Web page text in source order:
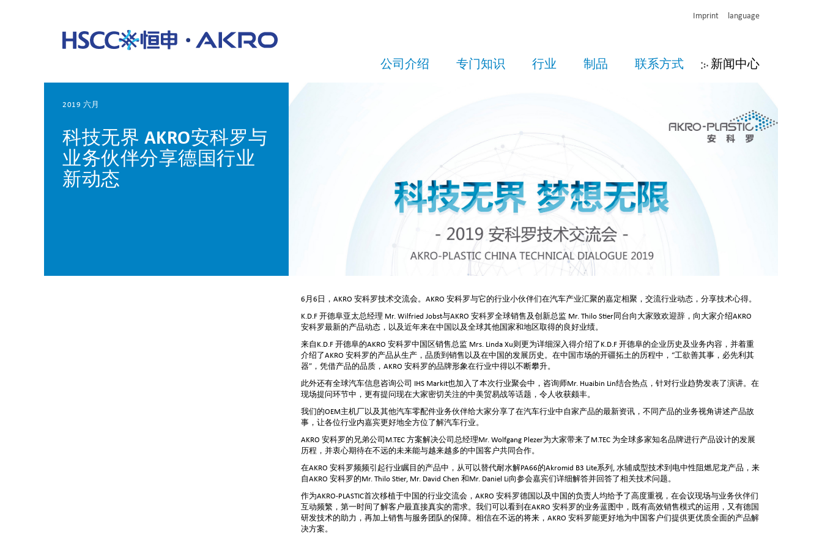
Imprint language
公司介绍 专门知识 行业 制品 联系方式 新闻中心
2019 六月
科技无界 AKRO安科罗与
业务伙伴分享德国行业
新动态
6月6日，AKRO 安科罗技术交流会。AKRO 安科罗与它的行业小伙伴们在汽车产业汇聚的嘉定相聚，交流行业动态，分享技术心得。
K.D.F 开德阜亚太总经理 Mr. Wilfried Jobst与AKRO 安科罗全球销售及创新总监 Mr. Thilo Stier同台向大家致欢迎辞，向大家介绍AKRO
安科罗最新的产品动态，以及近年来在中国以及全球其他国家和地区取得的良好业绩。
来自K.D.F 开德阜的AKRO 安科罗中国区销售总监 Mrs. Linda Xu则更为详细深入得介绍了K.D.F 开德阜的企业历史及业务内容，并着重
介绍了AKRO 安科罗的产品从生产，品质到销售以及在中国的发展历史。在中国市场的开疆拓土的历程中，“工欲善其事，必先利其
器”，凭借产品的品质，AKRO 安科罗的品牌形象在行业中得以不断攀升。
此外还有全球汽车信息咨询公司 IHS Markit也加入了本次行业聚会中，咨询师Mr. Huaibin Lin结合热点，针对行业趋势发表了演讲。在
现场提问环节中，更有提问现在大家密切关注的中美贸易战等话题，令人收获颇丰。
我们的OEM主机厂以及其他汽车零配件业务伙伴给大家分享了在汽车行业中自家产品的最新资讯，不同产品的业务视角讲述产品故
事，让各位行业内嘉宾更好地全方位了解汽车行业。
AKRO 安科罗的兄弟公司M.TEC 方案解决公司总经理Mr. Wolfgang Plezer为大家带来了M.TEC 为全球多家知名品牌进行产品设计的发展
历程，并衷心期待在不远的未来能与越来越多的中国客户共同合作。
在AKRO 安科罗频频引起行业瞩目的产品中，从可以替代耐水解PA66的Akromid B3 Lite系列, 水辅成型技术到电中性阻燃尼龙产品，来
自AKRO 安科罗的Mr. Thilo Stier, Mr. David Chen 和Mr. Daniel Li向参会嘉宾们详细解答并回答了相关技术问题。
作为AKRO-PLASTIC首次移植于中国的行业交流会，AKRO 安科罗德国以及中国的负责人均给予了高度重视，在会议现场与业务伙伴们
互动频繁，第一时间了解客户最直接真实的需求。我们可以看到在AKRO 安科罗的业务蓝图中，既有高效销售模式的运用，又有德国
研发技术的助力，再加上销售与服务团队的保障。相信在不远的将来，AKRO 安科罗能更好地为中国客户们提供更优质全面的产品解
决方案。